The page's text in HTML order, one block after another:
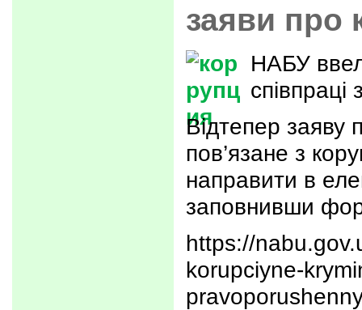
заяви про
НАБУ
співпраці
Відтепер
пов’язане з
направити в
заповнивши
https://
korupciyne-